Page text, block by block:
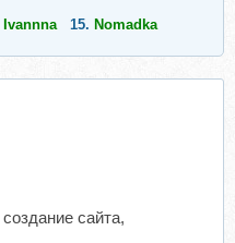
Ivannna 15. Nomadka
сайта,